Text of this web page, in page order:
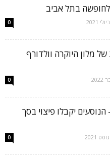
בתל אביב
0
מלון היוקרה וולדורף
0
יקבלו פיצוי בסך
0